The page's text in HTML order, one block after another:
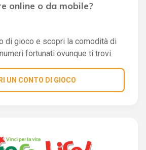
online o da mobile?
di gioco e scopri la comodità di
fortunati ovunque ti trovi
UN CONTO DI GIOCO